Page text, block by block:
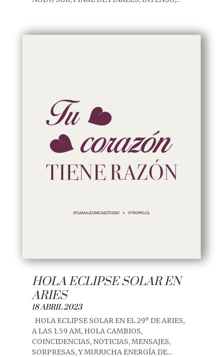
HOLA ECLIPSE SOLAR EN
ARIES
18 ABRIL 2023
HOLA ECLIPSE SOLAR EN EL 29º DE ARIES,
A LAS 1.59 AM, HOLA CAMBIOS,
COINCIDENCIAS, NOTICIAS, MENSAJES,
SORPRESAS, Y MUUUCHA ENERGÍA DE...